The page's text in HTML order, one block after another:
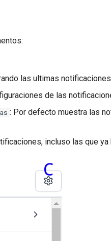
las ultimas
de las
: Por defecto muestra las
incluso las que ya